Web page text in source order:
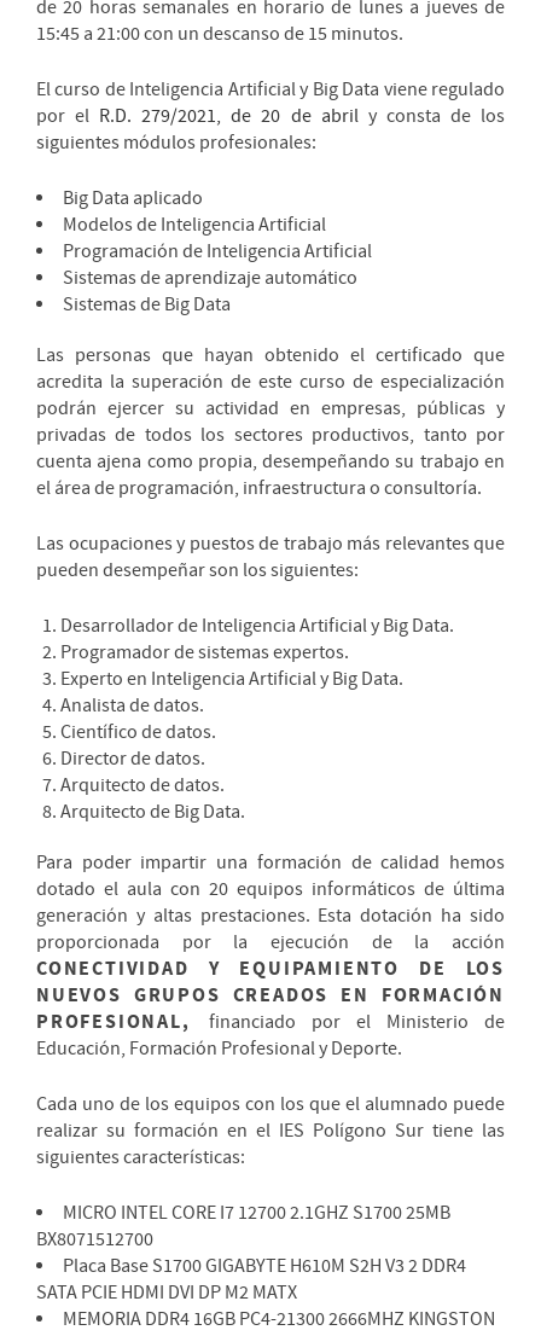
de 20 horas semanales en horario de lunes a jueves de
15:45 a 21:00 con un descanso de 15 minutos.
El curso de Inteligencia Artificial y Big Data viene regulado
por el R.D. 279/2021, de 20 de abrily consta de los
siguientes módulos profesionales:
Big Data aplicado
Modelos de Inteligencia Artificial
Programación de Inteligencia Artificial
Sistemas de aprendizaje automático
Sistemas de Big Data
Las personas que hayan obtenido el certificado que
acredita la superación de este curso de especialización
podrán ejercer su actividad en empresas, públicas y
privadas de todos los sectores productivos, tanto por
cuenta ajena como propia, desempeñando su trabajo en
el área de programación, infraestructura o consultoría.
Las ocupaciones y puestos de trabajo más relevantes que
pueden desempeñar son los siguientes:
Desarrollador de Inteligencia Artificial y Big Data.
Programador de sistemas expertos.
Experto en Inteligencia Artificial y Big Data.
Analista de datos.
Científico de datos.
Director de datos.
Arquitecto de datos.
Arquitecto de Big Data.
Para poder impartir una formación de calidad hemos
dotado el aula con 20 equipos informáticos de última
generación y altas prestaciones. Esta dotación ha sido
proporcionada por la ejecución de la acción
CONECTIVIDAD Y EQUIPAMIENTO DE LOS
NUEVOS GRUPOS CREADOS EN FORMACIÓN
PROFESIONAL, financiado por el Ministerio de
Educación, Formación Profesional y Deporte.
Cada uno de los equipos con los que el alumnado puede
realizar su formación en el IES Polígono Sur tiene las
siguientes características:
MICRO INTEL CORE I7 12700 2.1GHZ S1700 25MB
BX8071512700
Placa Base S1700 GIGABYTE H610M S2H V3 2 DDR4
SATA PCIE HDMI DVI DP M2 MATX
MEMORIA DDR4 16GB PC4-21300 2666MHZ KINGSTON